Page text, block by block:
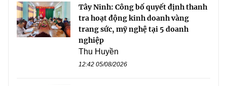
Tây Ninh: Công bố quyết định thanh
tra hoạt động kinh doanh vàng
trang sức, mỹ nghệ tại 5 doanh
nghiệp
Thu Huyền
12:42 05/08/2026